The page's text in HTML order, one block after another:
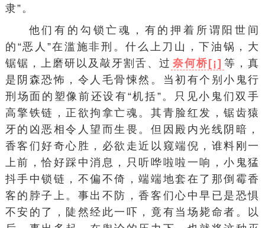
隶”。
他们有的勾锁亡魂，有的押着所谓阳世间
的“恶人”在滥施非刑。什么上刀山，下油锅，大
锯锯，上磨研以及敲牙割舌、过 奈何桥[¡] 等，真
是阴森恐怖，令人毛骨悚然。当初有个别小鬼行
刑场面的塑像前还设有“机括”。只见小鬼们双手
高擎铁链，正欲拘拿亡魂。其青脸红发，锯齿猿
牙的凶恶相令人望而生畏。但因殿内光线阴暗，
香客们好奇心胜，必欲走近以窥端倪，谁料刚一
上前，恰好踩中消息，只听哗啦啦一响，小鬼猛
抖手中锁链，不偏不倚，端端地套在了那倒霉香
客的脖子上。事出不防，香客们心中早已是恐惧
不安的了，陡然经此一吓，竟有当场毙命者。以